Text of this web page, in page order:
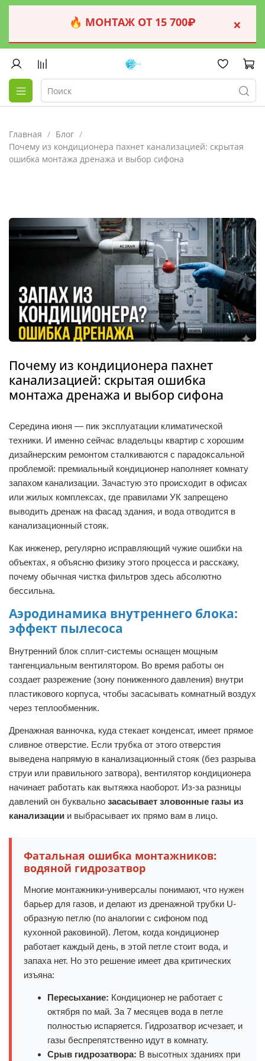
🔥 МОНТАЖ ОТ 15 700₽ ×
Главная
Блог
Почему из кондиционера пахнет канализацией: скрытая
ошибка монтажа дренажа и выбор сифона
Почему из кондиционера пахнет
канализацией: скрытая ошибка
монтажа дренажа и выбор сифона
Середина июня — пик эксплуатации климатической
техники. И именно сейчас владельцы квартир с хорошим
дизайнерским ремонтом сталкиваются с парадоксальной
проблемой: премиальный кондиционер наполняет комнату
запахом канализации. Зачастую это происходит в офисах
или жилых комплексах, где правилами УК запрещено
выводить дренаж на фасад здания, и вода отводится в
канализационный стояк.
Как инженер, регулярно исправляющий чужие ошибки на
объектах, я объясню физику этого процесса и расскажу,
почему обычная чистка фильтров здесь абсолютно
бессильна.
Аэродинамика внутреннего блока:
эффект пылесоса
Внутренний блок сплит-системы оснащен мощным
тангенциальным вентилятором. Во время работы он
создает разрежение (зону пониженного давления) внутри
пластикового корпуса, чтобы засасывать комнатный воздух
через теплообменник.
Дренажная ванночка, куда стекает конденсат, имеет прямое
сливное отверстие. Если трубка от этого отверстия
выведена напрямую в канализационный стояк (без разрыва
струи или правильного затвора), вентилятор кондиционера
начинает работать как вытяжка наоборот. Из-за разницы
давлений он буквально засасывает зловонные газы из
канализации и выбрасывает их прямо вам в лицо.
Фатальная ошибка монтажников:
водяной гидрозатвор
Многие монтажники-универсалы понимают, что нужен
барьер для газов, и делают из дренажной трубки U-
образную петлю (по аналогии с сифоном под
кухонной раковиной). Летом, когда кондиционер
работает каждый день, в этой петле стоит вода, и
запаха нет. Но это решение имеет два критических
изъяна:
Пересыхание: Кондиционер не работает с
октября по май. За 7 месяцев вода в петле
полностью испаряется. Гидрозатвор исчезает, и
газы беспрепятственно идут в комнату.
Срыв гидрозатвора: В высотных зданиях при